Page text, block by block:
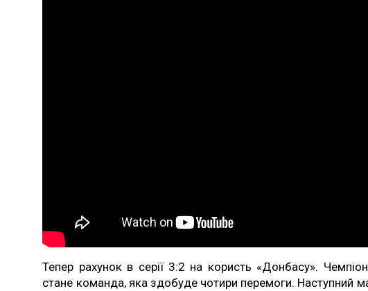
Тепер рахунок в серії 3:2 на користь «Донбасу».
стане команда, яка здобуде чотири перемоги. Наступний